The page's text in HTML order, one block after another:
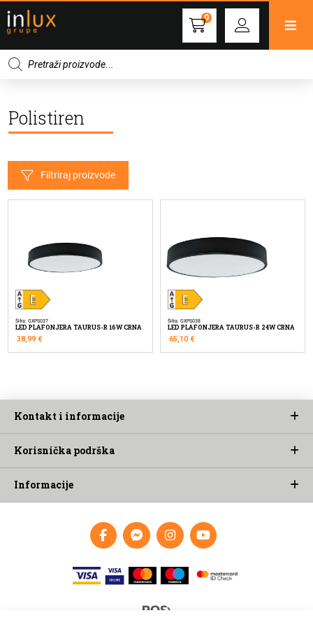
0
Products
search
Polistiren
Filtriraj proizvode
Šifra: GXPS037
LED PLAFONJERA TAURUS-R 16W CRNA
38,99€
Šifra: GXPS038
LED PLAFONJERA TAURUS-R 24W CRNA
65,10€
Kontakt i informacije
Korisnička podrška
Informacije